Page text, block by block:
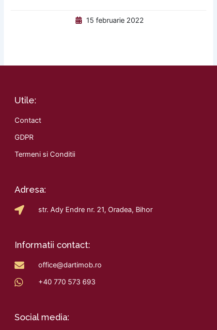
15 februarie 2022
Utile:
Contact
GDPR
Termeni si Conditii
Adresa:
str. Ady Endre nr. 21, Oradea, Bihor
Informatii contact:
office@dartimob.ro
+40 770 573 693
Social media: